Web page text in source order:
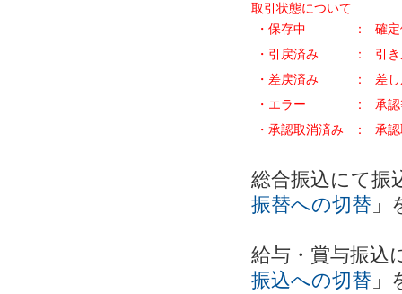
取引状態について
・保存中
：
確
・引戻済み
：
引
・差戻済み
：
差
・エラー
：
承
・承認取消済み
： 承
総合振込にて振
振替への切替
給与・賞与振込
振込への切替